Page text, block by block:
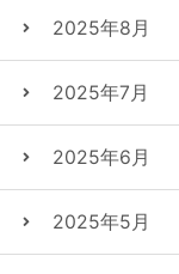
2025年8月
2025年7月
2025年6月
2025年5月